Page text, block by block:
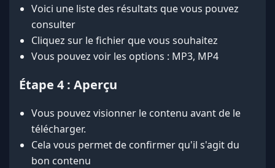
Voici une liste des résultats que vous pouvez
consulter
Cliquez sur le fichier que vous souhaitez
Vous pouvez voir les options : MP3, MP4
Étape 4 : Aperçu
Vous pouvez visionner le contenu avant de le
télécharger.
Cela vous permet de confirmer qu'il s'agit du
bon contenu